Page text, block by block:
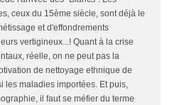
ceux du 15ème siècle, sont déjà le
et d'effondrements
vertigineux...! Quant à la crise
réelle, on ne peut pas la
de nettoyage ethnique de
les maladies importées. Et puis,
il faut se méfier du terme